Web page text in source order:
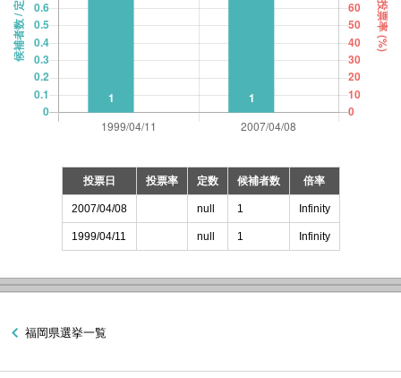
投票日 投票率 定数 候補者数 倍率
2007/04/08 null 1 Infinity
1999/04/11 null 1 Infinity
福岡県選挙一覧